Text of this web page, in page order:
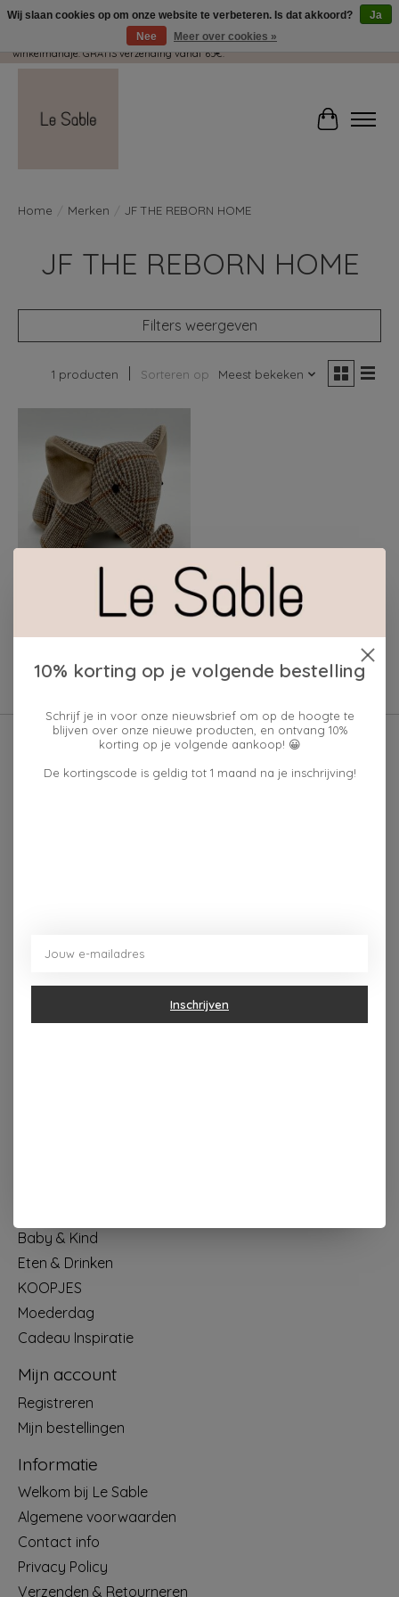
Wij pakken met plezier jouw kadootjes GRATIS in! Duid dit zeker aan in je
winkelmandje. GRATIS verzending vanaf 65€.
Home Merken JF THE REBORN HOME
JF THE REBORN HOME
Filters weergeven
1 producten Sorteren op Meest bekeken
JF THE REBORN HOME
DEURSTOPPER
OLIFANT
Dorpsplein 4 Kapellen ----- dinsdag tot vrijdag 10u - 18u
zaterdag 10u - 17u ---zondag maandag gesloten
Baby & Kind
Eten & Drinken
KOOPJES
Moederdag
Cadeau Inspiratie
Mijn account
Registreren
Mijn bestellingen
Informatie
Welkom bij Le Sable
Algemene voorwaarden
Contact info
Privacy Policy
Verzenden & Retourneren
Wij slaan cookies op om onze website te verbeteren. Is dat akkoord?
Ja
Nee
Meer over cookies »
10% korting op je volgende bestelling
Schrijf je in voor onze nieuwsbrief om op de hoogte te
blijven over onze nieuwe producten, en ontvang 10%
korting op je volgende aankoop! 😀
De kortingscode is geldig tot 1 maand na je inschrijving!
Inschrijven